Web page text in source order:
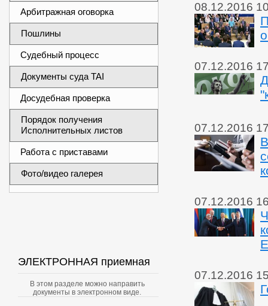
Арбитражная оговорка
Пошлины
Судебный процесс
Документы суда TAI
Досудебная проверка
Порядок получения
Исполнительных листов
Работа с приставами
Фото/видео галерея
ЭЛЕКТРОННАЯ приемная
В этом разделе можно направить
документы в электронном виде.
08.12.2016
07.12.2016
07.12.2016
07.12.2016
07.12.2016